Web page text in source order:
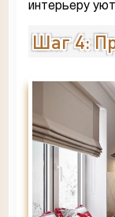
интерьеру
Шаг 4: